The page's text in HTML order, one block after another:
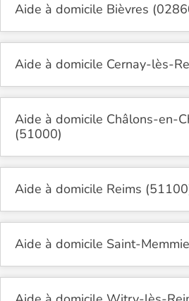
Aide à domicile Bièvres
Aide à domicile Cernay-lès-
Aide à domicile Châlons-en-
(51000)
Aide à domicile Reims
Aide à domicile Saint-